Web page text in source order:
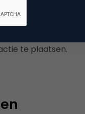
te plaatsen.